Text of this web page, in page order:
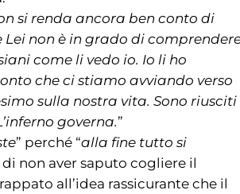
si renda ancora ben conto di
non è in grado di
come li vedo io. Io li ho
che ci stiamo avviando verso
sulla nostra vita. Sono riusciti
governa.”
” perché “alla fine tutto si
non aver saputo cogliere il
all’idea rassicurante che il